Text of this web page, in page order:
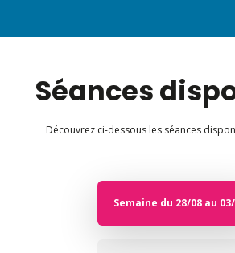
Séances
Découvrez ci-dessous les séances
Semaine du 28/08 au